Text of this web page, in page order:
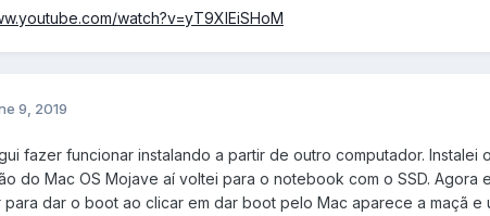
watch?v=yT9XlEiSHoM
9, 2019
fazer funcionar instalando a partir de outro computador. Instalei
do Mac OS Mojave aí voltei para o notebook com o SSD. Agora
dar o boot ao clicar em dar boot pelo Mac aparece a maçã e